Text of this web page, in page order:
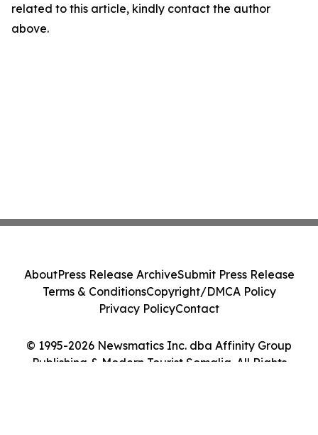
related to this article, kindly contact the author
above.
© 1995-2026 Newsmatics Inc. dba Affinity Group
Publishing & Modern Tourist Somalia. All Rights
AboutPress Release ArchiveSubmit Press Release
Terms & ConditionsCopyright/DMCA Policy
Privacy PolicyContact